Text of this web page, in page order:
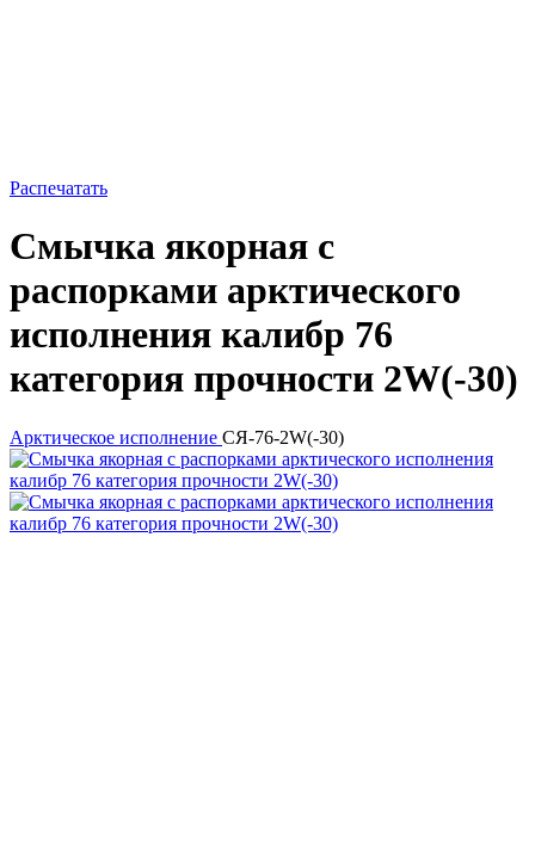
Распечатать
Смычка якорная с
распорками арктического
исполнения калибр 76
категория прочности 2W(-30)
Арктическое исполнение СЯ-76-2W(-30)